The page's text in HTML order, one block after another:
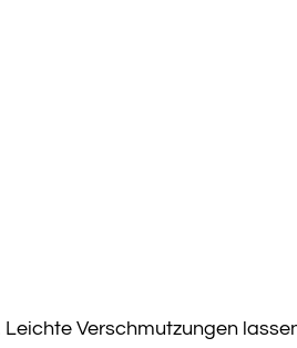
Verschmutzungen